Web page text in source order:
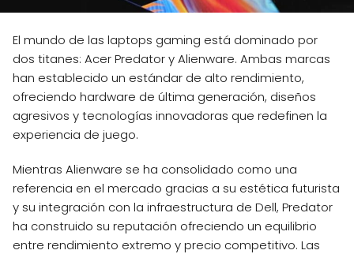
El mundo de las laptops gaming está dominado por
dos titanes: Acer Predator y Alienware. Ambas marcas
han establecido un estándar de alto rendimiento,
ofreciendo hardware de última generación, diseños
agresivos y tecnologías innovadoras que redefinen la
experiencia de juego.
Mientras Alienware se ha consolidado como una
referencia en el mercado gracias a su estética futurista
y su integración con la infraestructura de Dell, Predator
ha construido su reputación ofreciendo un equilibrio
entre rendimiento extremo y precio competitivo. Las